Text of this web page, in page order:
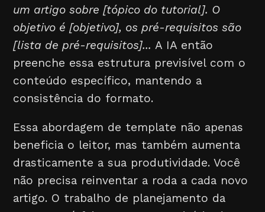
um artigo sobre [tópico do tutorial]. O
objetivo é [objetivo], os pré-requisitos são
[lista de pré-requisitos]... A IA então
preenche essa estrutura previsível com o
conteúdo específico, mantendo a
consistência do formato.
Essa abordagem de template não apenas
beneficia o leitor, mas também aumenta
drasticamente a sua produtividade. Você
não precisa reinventar a roda a cada novo
artigo. O trabalho de planejamento da